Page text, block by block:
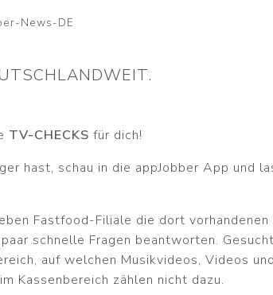
News-DE
TV-CHECKS für dich!
hast, schau in die appJobber App und
Fastfood-Filiale die dort vorhandenen
schnelle Fragen beantworten.
auf welchen Musikvideos, Videos
Kassenbereich zählen nicht dazu.